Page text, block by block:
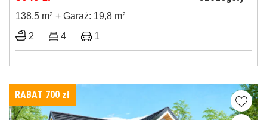
138,5 m2 + Garaż: 19,8 m2
2 4 1
RABAT 700 zł